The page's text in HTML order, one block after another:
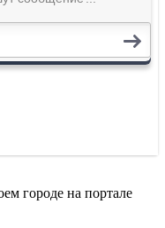
городе на портале